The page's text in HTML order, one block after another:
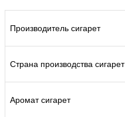
Производитель сигарет
Страна производства сигарет
Аромат сигарет